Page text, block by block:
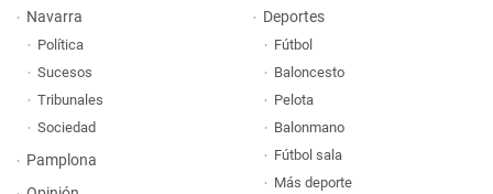
Navarra
Política
Sucesos
Tribunales
Sociedad
Pamplona
Deportes
Fútbol
Baloncesto
Pelota
Balonmano
Fútbol sala
Más deporte